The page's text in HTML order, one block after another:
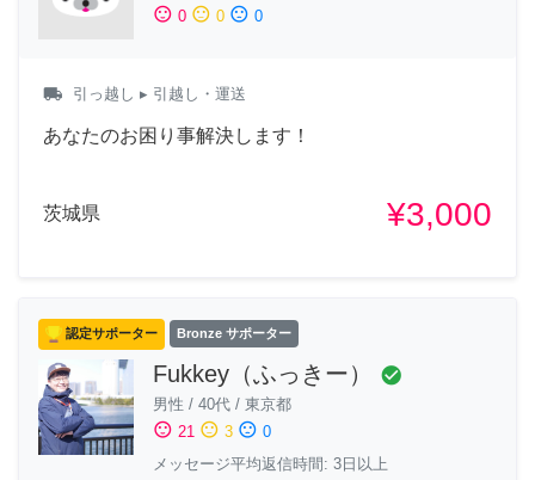
sentiment_satisfied 0 sentiment_neutral 0 sentiment_dissatisfied 0
local_shipping 引っ越し ▸ 引越し・運送
あなたのお困り事解決します！
茨城県 ¥3,000
認定サポーター Bronze サポーター
Fukkey（ふっきー） check_circle
男性 / 40代 / 東京都
sentiment_satisfied 21 sentiment_neutral 3 sentiment_dissatisfied 0
メッセージ平均返信時間: 3日以上